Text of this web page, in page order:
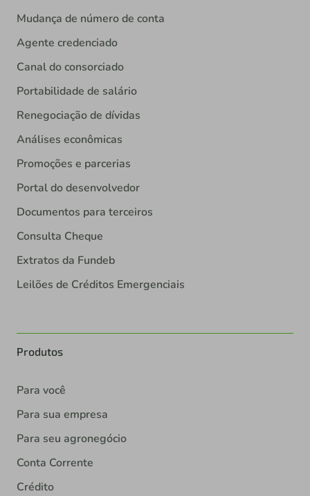
Mudança de número de conta
Agente credenciado
Canal do consorciado
Portabilidade de salário
Renegociação de dívidas
Análises econômicas
Promoções e parcerias
Portal do desenvolvedor
Documentos para terceiros
Consulta Cheque
Extratos da Fundeb
Leilões de Créditos Emergenciais
Produtos
Para você
Para sua empresa
Para seu agronegócio
Conta Corrente
Crédito